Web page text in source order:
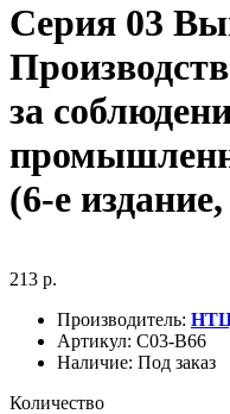
Серия 03
за
(6-е
213 р.
Производитель:
Артикул: С03-В66
Наличие: Под заказ
Количество